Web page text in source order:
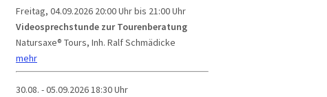
Freitag, 04.09.2026 20:00 Uhr bis 21:00 Uhr
Videosprechstunde zur Tourenberatung
Natursaxe® Tours, Inh. Ralf Schmädicke
mehr
30.08. - 05.09.202618:30 Uhr